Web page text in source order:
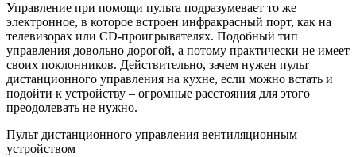
Управление при помощи пульта подразумевает то же
электронное, в которое встроен инфракрасный порт, как на
телевизорах или CD-проигрывателях. Подобный тип
управления довольно дорогой, а потому практически не имеет
своих поклонников. Действительно, зачем нужен пульт
дистанционного управления на кухне, если можно встать и
подойти к устройству – огромные расстояния для этого
преодолевать не нужно.
Пульт дистанционного управления вентиляционным
устройством